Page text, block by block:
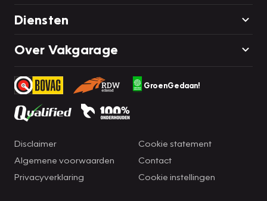
Diensten
Over Vakgarage
GroenGedaan!
Disclaimer
Algemene voorwaarden
Privacyverklaring
Cookie statement
Contact
Cookie instellingen